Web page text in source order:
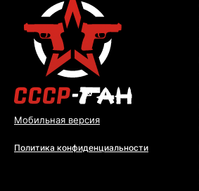
Мобильная версия
Политика конфиденциальности